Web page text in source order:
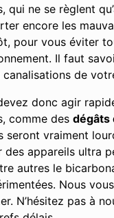
qui ne se règlent
encore les
pour vous éviter
Il faut
canalisations de
donc agir
comme des dégâts
seront vraiment
des appareils ultra
autres le
Nous
N’hésitez pas à